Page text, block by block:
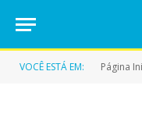
VOCÊ ESTÁ EM: Página